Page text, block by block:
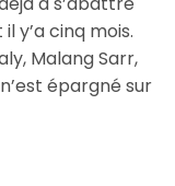
y’a cinq mois.
Malang Sarr,
épargné sur